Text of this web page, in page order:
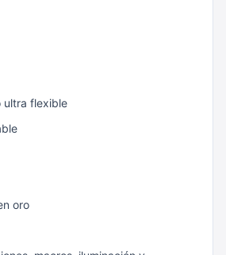
ultra flexible
oro